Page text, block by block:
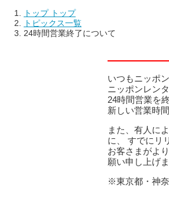
トップ トップ
トピックス一覧
24時間営業終了について
いつもニッポ
ニッポンレン
24時間営業を
新しい営業時
また、有人に
に、 すでにリ
お客さまがよ
願い申し上げま
※東京都・神